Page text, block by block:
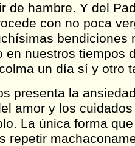
de hambre. Y del
con no poca
bendiciones
en nuestros tiempos
un día sí y otro
presenta la
amor y los
La única forma
repetir